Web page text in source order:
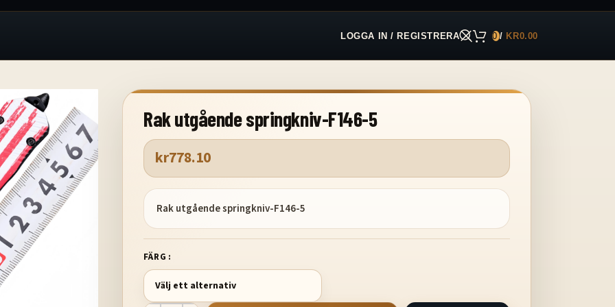
LOGGA IN / REGISTRERA 0/ KR0.00
Rak utgående springkniv-F146-5
kr778.10
Rak utgående springkniv-F146-5
FÄRG